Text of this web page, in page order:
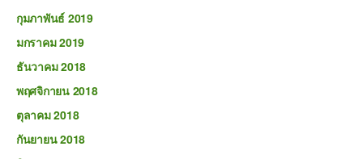
กุมภาพันธ์ 2019
มกราคม 2019
ธันวาคม 2018
พฤศจิกายน 2018
ตุลาคม 2018
กันยายน 2018